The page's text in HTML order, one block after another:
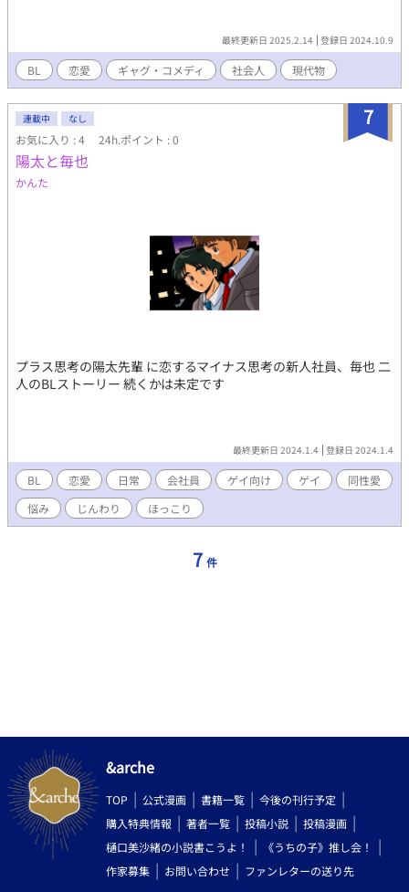
最終更新日 2025.2.14 登録日 2024.10.9
BL 恋愛 ギャグ・コメディ 社会人 現代物
7
連載中 なし
お気に入り : 4 24h.ポイント : 0
陽太と毎也
かんた
プラス思考の陽太先輩 に恋するマイナス思考の新人社員、毎也 二
人のBLストーリー 続くかは未定です
最終更新日 2024.1.4 登録日 2024.1.4
BL 恋愛 日常 会社員 ゲイ向け ゲイ
同性愛
悩み
じんわり ほっこり
7 件
&arche
TOP 公式漫画 書籍一覧
今後の刊行予定
購入特典情報
著者一覧 投稿小説
投稿漫画
樋口美沙緒の小説書こうよ！
《うちの子》推し会！
作家募集
お問い合わせ ファンレターの送り先